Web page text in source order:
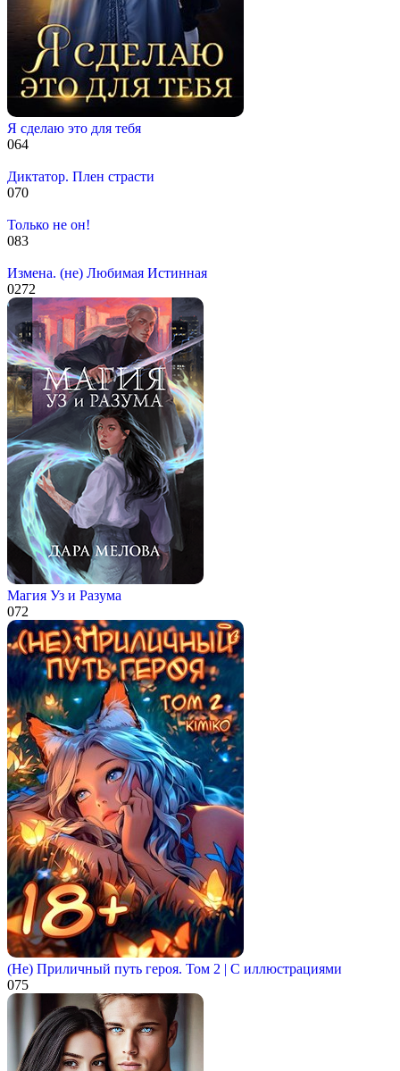
Я сделаю это для тебя
064
Диктатор. Плен страсти
070
Только не он!
083
Измена. (не) Любимая Истинная
0272
Магия Уз и Разума
072
(Не) Приличный путь героя. Том 2 | С иллюстрациями
075